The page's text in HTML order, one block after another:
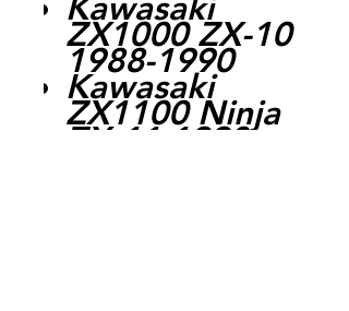
ZX1000 ZX-10
1988-1990
Kawasaki
ZX1100 Ninja
ZX-11 1990-